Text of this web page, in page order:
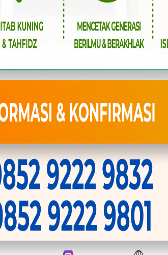
ABDILLAH
Live Kajian – Ketika Hati
Menyala Ilmu Menjadi Cahaya
2025